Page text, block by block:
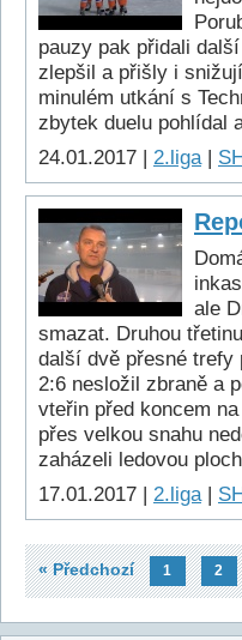
pauzy pak přidali
zlepšil a přišly i
minulém utkání s
zbytek duelu pohlídal
24.01.2017 | 2.liga|
ale
smazat. Druhou
další dvě přesné trefy
2:6 nesložil zbraně a
vteřin před koncem
přes velkou snahu
zaházeli ledovou
17.01.2017 | 2.liga|
« Předchozí 1 2